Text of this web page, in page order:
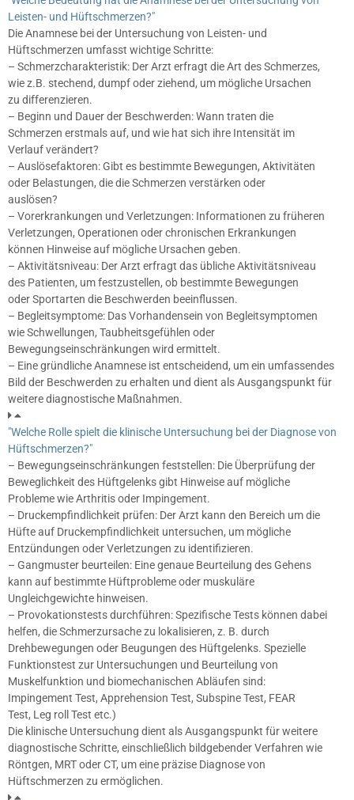
Leisten- und Hüftschmerzen?"
Die Anamnese bei der Untersuchung von Leisten- und
Hüftschmerzen umfasst wichtige Schritte:
– Schmerzcharakteristik: Der Arzt erfragt die Art des Schmerzes,
wie z.B. stechend, dumpf oder ziehend, um mögliche Ursachen
zu differenzieren.
– Beginn und Dauer der Beschwerden: Wann traten die
Schmerzen erstmals auf, und wie hat sich ihre Intensität im
Verlauf verändert?
– Auslösefaktoren: Gibt es bestimmte Bewegungen, Aktivitäten
oder Belastungen, die die Schmerzen verstärken oder
auslösen?
– Vorerkrankungen und Verletzungen: Informationen zu früheren
Verletzungen, Operationen oder chronischen Erkrankungen
können Hinweise auf mögliche Ursachen geben.
– Aktivitätsniveau: Der Arzt erfragt das übliche Aktivitätsniveau
des Patienten, um festzustellen, ob bestimmte Bewegungen
oder Sportarten die Beschwerden beeinflussen.
– Begleitsymptome: Das Vorhandensein von Begleitsymptomen
wie Schwellungen, Taubheitsgefühlen oder
Bewegungseinschränkungen wird ermittelt.
– Eine gründliche Anamnese ist entscheidend, um ein umfassendes
Bild der Beschwerden zu erhalten und dient als Ausgangspunkt für
weitere diagnostische Maßnahmen.
"Welche Rolle spielt die klinische Untersuchung bei der Diagnose von
Hüftschmerzen?"
– Bewegungseinschränkungen feststellen: Die Überprüfung der
Beweglichkeit des Hüftgelenks gibt Hinweise auf mögliche
Probleme wie Arthritis oder Impingement.
– Druckempfindlichkeit prüfen: Der Arzt kann den Bereich um die
Hüfte auf Druckempfindlichkeit untersuchen, um mögliche
Entzündungen oder Verletzungen zu identifizieren.
– Gangmuster beurteilen: Eine genaue Beurteilung des Gehens
kann auf bestimmte Hüftprobleme oder muskuläre
Ungleichgewichte hinweisen.
– Provokationstests durchführen: Spezifische Tests können dabei
helfen, die Schmerzursache zu lokalisieren, z. B. durch
Drehbewegungen oder Beugungen des Hüftgelenks. Spezielle
Funktionstest zur Untersuchungen und Beurteilung von
Muskelfunktion und biomechanischen Abläufen sind:
Impingement Test, Apprehension Test, Subspine Test, FEAR
Test, Leg roll Test etc.)
Die klinische Untersuchung dient als Ausgangspunkt für weitere
diagnostische Schritte, einschließlich bildgebender Verfahren wie
Röntgen, MRT oder CT, um eine präzise Diagnose von
Hüftschmerzen zu ermöglichen.